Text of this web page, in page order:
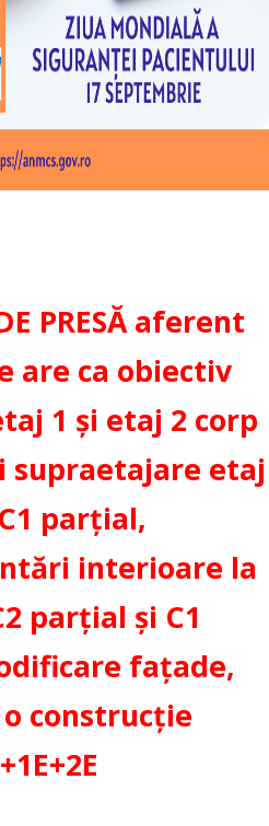
PRESĂ aferent
are ca obiectiv
1 și etaj 2 corp
supraetajare etaj
parțial,
interioare la
parțial și C1
fațade,
construcție